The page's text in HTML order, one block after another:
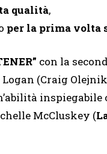
qualità,
per la prima volta
con la
(Craig
inspiegabile
McCluskey (